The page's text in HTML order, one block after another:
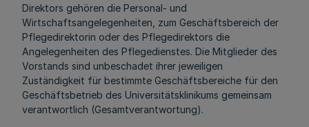
Direktors gehören die Personal- und
Wirtschaftsangelegenheiten, zum Geschäftsbereich der
Pflegedirektorin oder des Pflegedirektors die
Angelegenheiten des Pflegedienstes. Die Mitglieder des
Vorstands sind unbeschadet ihrer jeweiligen
Zuständigkeit für bestimmte Geschäftsbereiche für den
Geschäftsbetrieb des Universitätsklinikums gemeinsam
verantwortlich (Gesamtverantwortung).